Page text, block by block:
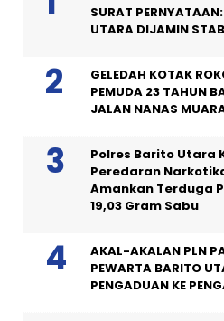
SURAT
UTARA DIJAMIN
GELEDAH KOTAK
PEMUDA 23 TAHUN
JALAN NANAS
Polres Barito Utara
Peredaran
Amankan Terduga
19,03 Gram Sabu
AKAL-AKALAN PLN
PEWARTA BARITO
PENGADUAN KE